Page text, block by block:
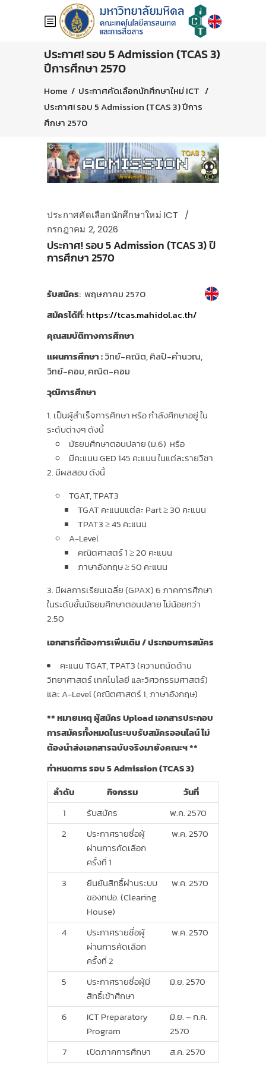
ประกาศ! รอบ 5 Admission (TCAS 3)
ปีการศึกษา 2570
Home / ประกาศคัดเลือกนักศึกษาใหม่ ICT /
ประกาศ! รอบ 5 Admission (TCAS 3) ปีการ
ศึกษา 2570
ประกาศคัดเลือกนักศึกษาใหม่ ICT
กรกฎาคม 2, 2026
ประกาศ! รอบ 5 Admission (TCAS 3) ปี
การศึกษา 2570
รับสมัคร: พฤษภาคม 2570
สมัครได้ที่:https://tcas.mahidol.ac.th/
คุณสมบัติทางการศึกษา
แผนการศึกษา:วิทย์-คณิต, ศิลป์-คำนวณ,
วิทย์-คอม, คณิต-คอม
วุฒิการศึกษา
เป็นผู้สำเร็จการศึกษา หรือ กำลังศึกษาอยู่ ใน
ระดับต่างๆ ดังนี้
มัธยมศึกษาตอนปลาย (ม.6) หรือ
มีคะแนน GED 145 คะแนน ในแต่ละรายวิชา
มีผลสอบ ดังนี้
TGAT, TPAT3
TGAT คะแนนแต่ละ Part ≥ 30 คะแนน
TPAT3 ≥ 45 คะแนน
A-Level
คณิตศาสตร์ 1 ≥ 20 คะแนน
ภาษาอังกฤษ ≥ 50 คะแนน
มีผลการเรียนเฉลี่ย (GPAX) 6 ภาคการศึกษา
ในระดับชั้นมัธยมศึกษาตอนปลาย ไม่น้อยกว่า
2.50
เอกสารที่ต้องการเพิ่มเติม / ประกอบการสมัคร
คะแนน TGAT, TPAT3 (ความถนัดด้าน
วิทยาศาสตร์ เทคโนโลยี และวิศวกรรมศาสตร์)
และ A-Level (คณิตศาสตร์ 1, ภาษาอังกฤษ)
** หมายเหตุ ผู้สมัคร Upload เอกสารประกอบ
การสมัครทั้งหมดในระบบรับสมัครออนไลน์ ไม่
ต้องนำส่งเอกสารฉบับจริงมายังคณะฯ **
กำหนดการ รอบ 5 Admission (TCAS 3)
ลำดับ
กิจกรรม
วันที่
1
รับสมัคร
พ.ค. 2570
2
ประกาศรายชื่อผู้
ผ่านการคัดเลือก
ครั้งที่ 1
พ.ค. 2570
3
ยืนยันสิทธิ์ผ่านระบบ
ของทปอ. (Clearing
House)
พ.ค. 2570
4
ประกาศรายชื่อผู้
ผ่านการคัดเลือก
ครั้งที่ 2
พ.ค. 2570
5
ประกาศรายชื่อผู้มี
สิทธิ์เข้าศึกษา
มิ.ย. 2570
6
ICT Preparatory
Program
มิ.ย. – ก.ค.
2570
7
เปิดภาคการศึกษา ส.ค. 2570